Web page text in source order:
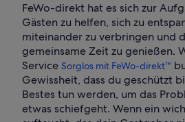
FeWo-direkt hat es sich zur
Gästen zu helfen, sich zu
miteinander zu verbringen und
gemeinsame Zeit zu genießen.
Service Sorglos mit FeWo-direkt™
Gewissheit, dass du geschützt
Bestes tun werden, um das
etwas schiefgeht. Wenn ein